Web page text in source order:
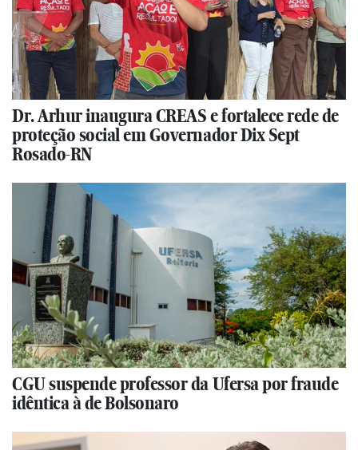
Dr. Arhur inaugura CREAS e fortalece rede de
proteção social em Governador Dix Sept
Rosado-RN
CGU suspende professor da Ufersa por fraude
idêntica à de Bolsonaro